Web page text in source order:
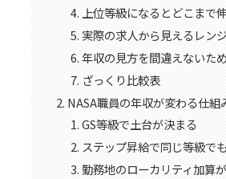
上位等級になるとどこまで
実際の求人から見えるレン
年収の見方を間違えないた
ざっくり比較表
NASA職員の年収が変わる仕組
GS等級で土台が決まる
ステップ昇給で同じ等級で
勤務地のローカリティ加算